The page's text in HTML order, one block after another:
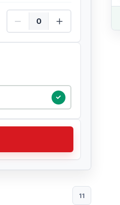
Çocuk Adet
11